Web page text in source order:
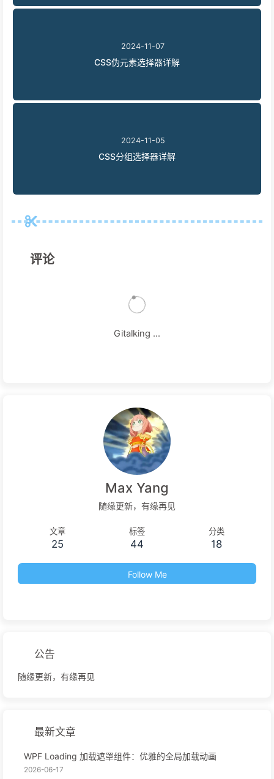
2024-11-07
CSS伪元素选择器详解
2024-11-05
CSS分组选择器详解
评论
Gitalking ...
Max Yang
随缘更新，有缘再见
文章
25
标签
44
分类
18
Follow Me
公告
随缘更新，有缘再见
最新文章
WPF Loading 加载遮罩组件：优雅的全局加载动画
2026-06-17